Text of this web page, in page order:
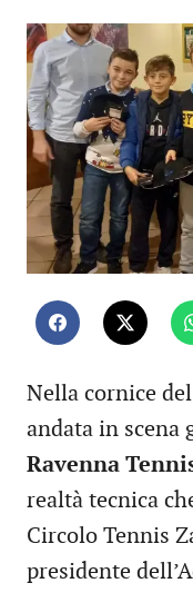
Nella cornice
andata in scena
Ravenna
realtà tecnica
Circolo Tennis
presidente